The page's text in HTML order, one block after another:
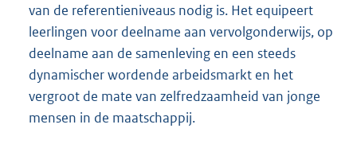
van de referentieniveaus nodig is. Het equipeert
leerlingen voor deelname aan vervolgonderwijs, op
deelname aan de samenleving en een steeds
dynamischer wordende arbeidsmarkt en het
vergroot de mate van zelfredzaamheid van jonge
mensen in de maatschappij.